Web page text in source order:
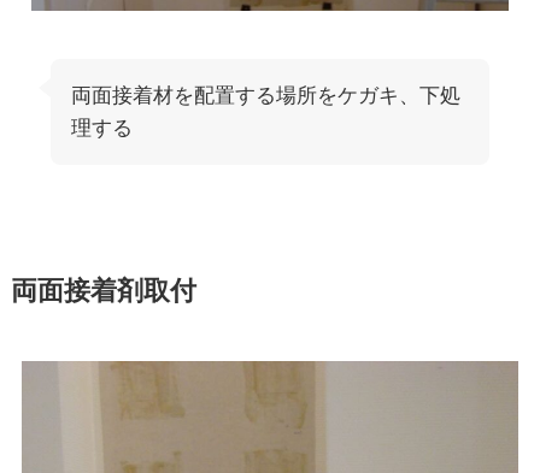
両面接着材を配置する場所をケガキ、下処
理する
両面接着剤取付